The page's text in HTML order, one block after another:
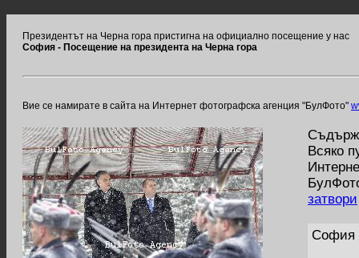
Президентът на Черна гора пристигна на официално посещение у нас
София - Посещение на президента на Черна гора
Вие се намирате в сайта на Интернет фотографска агенция "БулФото"
Всяко
затвори
София